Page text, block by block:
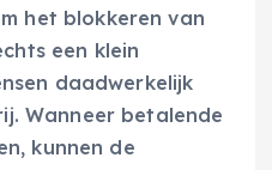
het blokkeren van
een klein
daadwerkelijk
Wanneer betalende
kunnen de